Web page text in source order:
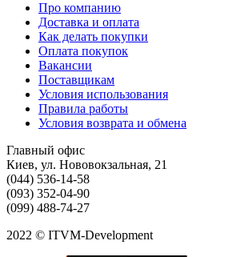
Про компанию
Доставка и оплата
Как делать покупки
Оплата покупок
Вакансии
Поставщикам
Условия использования
Правила работы
Условия возврата и обмена
Главный офис
Киев, ул. Нововокзальная, 21
(044) 536-14-58
(093) 352-04-90
(099) 488-74-27
2022 © ITVM-Development